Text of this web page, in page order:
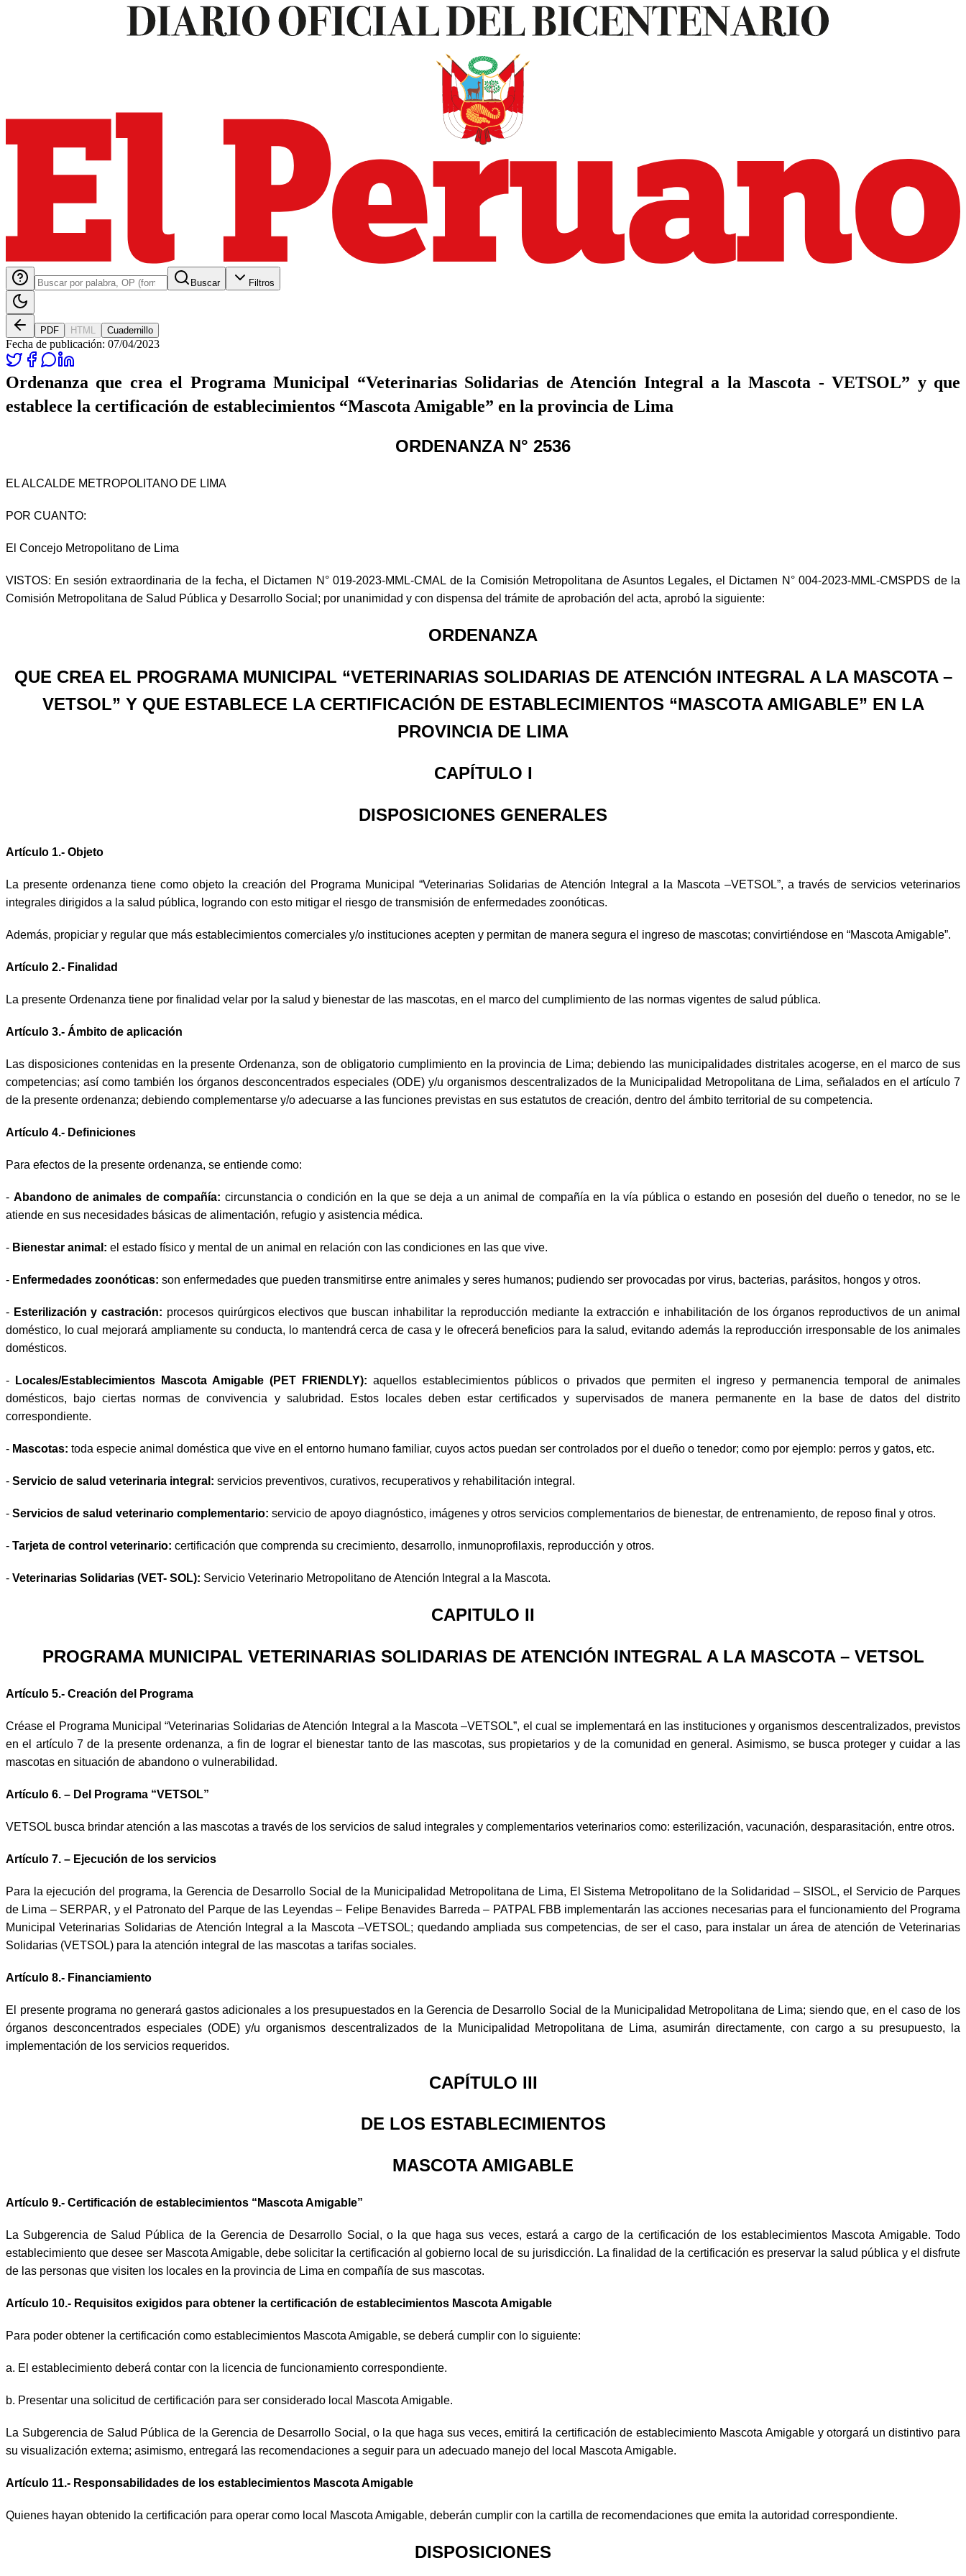
Buscar Filtros
PDF HTML Cuadernillo
Fecha de publicación: 07/04/2023
Ordenanza que crea el Programa Municipal “Veterinarias Solidarias de Atención Integral a la Mascota - VETSOL” y que
establece la certificación de establecimientos “Mascota Amigable” en la provincia de Lima
ORDENANZA N° 2536
EL ALCALDE METROPOLITANO DE LIMA
POR CUANTO:
El Concejo Metropolitano de Lima
VISTOS: En sesión extraordinaria de la fecha, el Dictamen N° 019-2023-MML-CMAL de la Comisión Metropolitana de Asuntos Legales, el Dictamen N° 004-2023-MML-CMSPDS de la
Comisión Metropolitana de Salud Pública y Desarrollo Social; por unanimidad y con dispensa del trámite de aprobación del acta, aprobó la siguiente:
ORDENANZA
QUE CREA EL PROGRAMA MUNICIPAL “VETERINARIAS SOLIDARIAS DE ATENCIÓN INTEGRAL A LA MASCOTA –
VETSOL” Y QUE ESTABLECE LA CERTIFICACIÓN DE ESTABLECIMIENTOS “MASCOTA AMIGABLE” EN LA
PROVINCIA DE LIMA
CAPÍTULO I
DISPOSICIONES GENERALES
Artículo 1.- Objeto
La presente ordenanza tiene como objeto la creación del Programa Municipal “Veterinarias Solidarias de Atención Integral a la Mascota –VETSOL”, a través de servicios veterinarios
integrales dirigidos a la salud pública, logrando con esto mitigar el riesgo de transmisión de enfermedades zoonóticas.
Además, propiciar y regular que más establecimientos comerciales y/o instituciones acepten y permitan de manera segura el ingreso de mascotas; convirtiéndose en “Mascota Amigable”.
Artículo 2.- Finalidad
La presente Ordenanza tiene por finalidad velar por la salud y bienestar de las mascotas, en el marco del cumplimiento de las normas vigentes de salud pública.
Artículo 3.- Ámbito de aplicación
Las disposiciones contenidas en la presente Ordenanza, son de obligatorio cumplimiento en la provincia de Lima; debiendo las municipalidades distritales acogerse, en el marco de sus
competencias; así como también los órganos desconcentrados especiales (ODE) y/u organismos descentralizados de la Municipalidad Metropolitana de Lima, señalados en el artículo 7
de la presente ordenanza; debiendo complementarse y/o adecuarse a las funciones previstas en sus estatutos de creación, dentro del ámbito territorial de su competencia.
Artículo 4.- Definiciones
Para efectos de la presente ordenanza, se entiende como:
- Abandono de animales de compañía: circunstancia o condición en la que se deja a un animal de compañía en la vía pública o estando en posesión del dueño o tenedor, no se le
atiende en sus necesidades básicas de alimentación, refugio y asistencia médica.
- Bienestar animal: el estado físico y mental de un animal en relación con las condiciones en las que vive.
- Enfermedades zoonóticas: son enfermedades que pueden transmitirse entre animales y seres humanos; pudiendo ser provocadas por virus, bacterias, parásitos, hongos y otros.
- Esterilización y castración: procesos quirúrgicos electivos que buscan inhabilitar la reproducción mediante la extracción e inhabilitación de los órganos reproductivos de un animal
doméstico, lo cual mejorará ampliamente su conducta, lo mantendrá cerca de casa y le ofrecerá beneficios para la salud, evitando además la reproducción irresponsable de los animales
domésticos.
- Locales/Establecimientos Mascota Amigable (PET FRIENDLY): aquellos establecimientos públicos o privados que permiten el ingreso y permanencia temporal de animales
domésticos, bajo ciertas normas de convivencia y salubridad. Estos locales deben estar certificados y supervisados de manera permanente en la base de datos del distrito
correspondiente.
- Mascotas: toda especie animal doméstica que vive en el entorno humano familiar, cuyos actos puedan ser controlados por el dueño o tenedor; como por ejemplo: perros y gatos, etc.
- Servicio de salud veterinaria integral: servicios preventivos, curativos, recuperativos y rehabilitación integral.
- Servicios de salud veterinario complementario: servicio de apoyo diagnóstico, imágenes y otros servicios complementarios de bienestar, de entrenamiento, de reposo final y otros.
- Tarjeta de control veterinario: certificación que comprenda su crecimiento, desarrollo, inmunoprofilaxis, reproducción y otros.
- Veterinarias Solidarias (VET- SOL): Servicio Veterinario Metropolitano de Atención Integral a la Mascota.
CAPITULO II
PROGRAMA MUNICIPAL VETERINARIAS SOLIDARIAS DE ATENCIÓN INTEGRAL A LA MASCOTA – VETSOL
Artículo 5.- Creación del Programa
Créase el Programa Municipal “Veterinarias Solidarias de Atención Integral a la Mascota –VETSOL”, el cual se implementará en las instituciones y organismos descentralizados, previstos
en el artículo 7 de la presente ordenanza, a fin de lograr el bienestar tanto de las mascotas, sus propietarios y de la comunidad en general. Asimismo, se busca proteger y cuidar a las
mascotas en situación de abandono o vulnerabilidad.
Artículo 6. – Del Programa “VETSOL”
VETSOL busca brindar atención a las mascotas a través de los servicios de salud integrales y complementarios veterinarios como: esterilización, vacunación, desparasitación, entre otros.
Artículo 7. – Ejecución de los servicios
Para la ejecución del programa, la Gerencia de Desarrollo Social de la Municipalidad Metropolitana de Lima, El Sistema Metropolitano de la Solidaridad – SISOL, el Servicio de Parques
de Lima – SERPAR, y el Patronato del Parque de las Leyendas – Felipe Benavides Barreda – PATPAL FBB implementarán las acciones necesarias para el funcionamiento del Programa
Municipal Veterinarias Solidarias de Atención Integral a la Mascota –VETSOL; quedando ampliada sus competencias, de ser el caso, para instalar un área de atención de Veterinarias
Solidarias (VETSOL) para la atención integral de las mascotas a tarifas sociales.
Artículo 8.- Financiamiento
El presente programa no generará gastos adicionales a los presupuestados en la Gerencia de Desarrollo Social de la Municipalidad Metropolitana de Lima; siendo que, en el caso de los
órganos desconcentrados especiales (ODE) y/u organismos descentralizados de la Municipalidad Metropolitana de Lima, asumirán directamente, con cargo a su presupuesto, la
implementación de los servicios requeridos.
CAPÍTULO III
DE LOS ESTABLECIMIENTOS
MASCOTA AMIGABLE
Artículo 9.- Certificación de establecimientos “Mascota Amigable”
La Subgerencia de Salud Pública de la Gerencia de Desarrollo Social, o la que haga sus veces, estará a cargo de la certificación de los establecimientos Mascota Amigable. Todo
establecimiento que desee ser Mascota Amigable, debe solicitar la certificación al gobierno local de su jurisdicción. La finalidad de la certificación es preservar la salud pública y el disfrute
de las personas que visiten los locales en la provincia de Lima en compañía de sus mascotas.
Artículo 10.- Requisitos exigidos para obtener la certificación de establecimientos Mascota Amigable
Para poder obtener la certificación como establecimientos Mascota Amigable, se deberá cumplir con lo siguiente:
a. El establecimiento deberá contar con la licencia de funcionamiento correspondiente.
b. Presentar una solicitud de certificación para ser considerado local Mascota Amigable.
La Subgerencia de Salud Pública de la Gerencia de Desarrollo Social, o la que haga sus veces, emitirá la certificación de establecimiento Mascota Amigable y otorgará un distintivo para
su visualización externa; asimismo, entregará las recomendaciones a seguir para un adecuado manejo del local Mascota Amigable.
Artículo 11.- Responsabilidades de los establecimientos Mascota Amigable
Quienes hayan obtenido la certificación para operar como local Mascota Amigable, deberán cumplir con la cartilla de recomendaciones que emita la autoridad correspondiente.
DISPOSICIONES